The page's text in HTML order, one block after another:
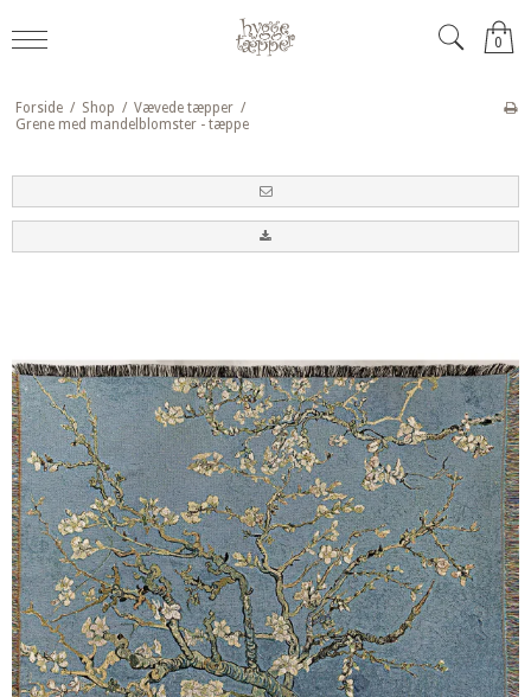
0
Forside / Shop / Vævede tæpper /
Grene med mandelblomster - tæppe